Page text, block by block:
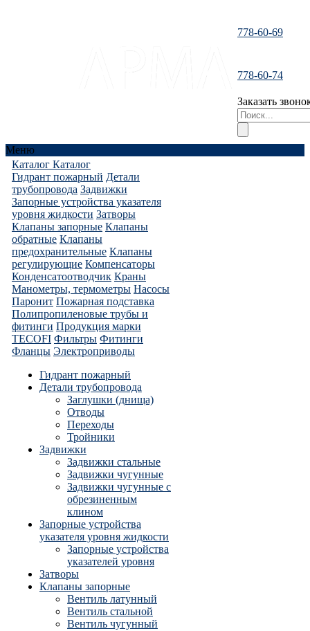
778-60-69
778-60-74
Заказать
Меню
Каталог Каталог
Гидрант пожарный Детали
трубопровода Задвижки
Запорные устройства указателя
уровня жидкости Затворы
Клапаны запорные Клапаны
обратные Клапаны
предохранительные Клапаны
регулирующие Компенсаторы
Конденсатоотводчик Краны
Манометры, термометры Насосы
Паронит Пожарная подставка
Полипропиленовые трубы и
фитинги Продукция марки
TECOFI Фильтры Фитинги
Фланцы Электроприводы
Гидрант пожарный
Детали трубопровода
Заглушки (днища)
Отводы
Переходы
Тройники
Задвижки
Задвижки стальные
Задвижки чугунные
Задвижки чугунные с
обрезиненным
клином
Запорные устройства
указателя уровня жидкости
Запорные устройства
указателей уровня
Затворы
Клапаны запорные
Вентиль латунный
Вентиль стальной
Вентиль чугунный